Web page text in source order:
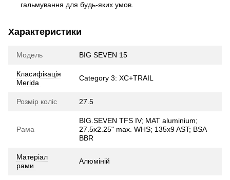
гальмування для будь-яких умов.
Характеристики
Модель BIG SEVEN 15
Класифікація
Merida
Category 3: XC+TRAIL
Розмір коліс 27.5
Рама
BIG.SEVEN TFS IV; MAT aluminium;
27.5x2.25" max. WHS; 135x9 AST; BSA
BBR
Матеріал
рами
Алюміній